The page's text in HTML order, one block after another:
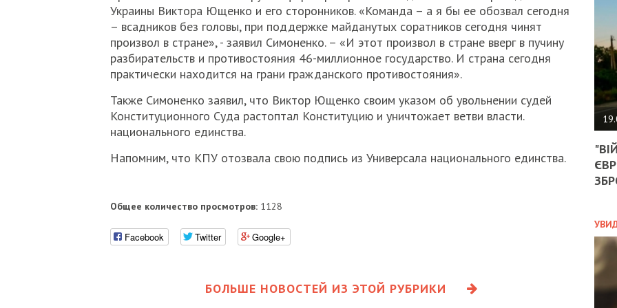
Украины Виктора Ющенко и его сторонников. «Команда – а я бы ее обозвал сегодня
– всадников без головы, при поддержке майданутых соратников сегодня чинят
произвол в стране», - заявил Симоненко. – «И этот произвол в стране вверг в пучину
разбирательств и противостояния 46-миллионное государство. И страна сегодня
практически находится на грани гражданского противостояния».
Также Симоненко заявил, что Виктор Ющенко своим указом об увольнении судей
Конституционного Суда растоптал Конституцию и уничтожает ветви власти.
национального единства.
Напомним, что КПУ отозвала свою подпись из Универсала национального единства.
Общее количество просмотров:1128
Facebook Twitter Google+
БОЛЬШЕ НОВОСТЕЙ ИЗ ЭТОЙ РУБРИКИ
НА